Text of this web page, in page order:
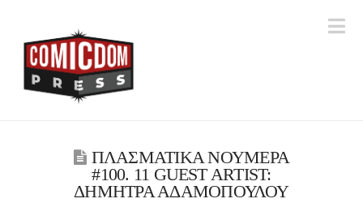
ΠΛΑΣΜΑΤΙΚΑ ΝΟΥΜΕΡΑ
#100. 11 GUEST ARTIST:
ΔΗΜΗΤΡΑ ΑΔΑΜΟΠΟΥΛΟΥ